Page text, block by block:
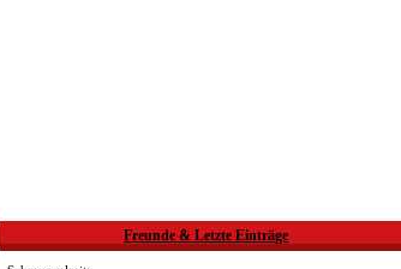
Freunde & Letzte Einträge